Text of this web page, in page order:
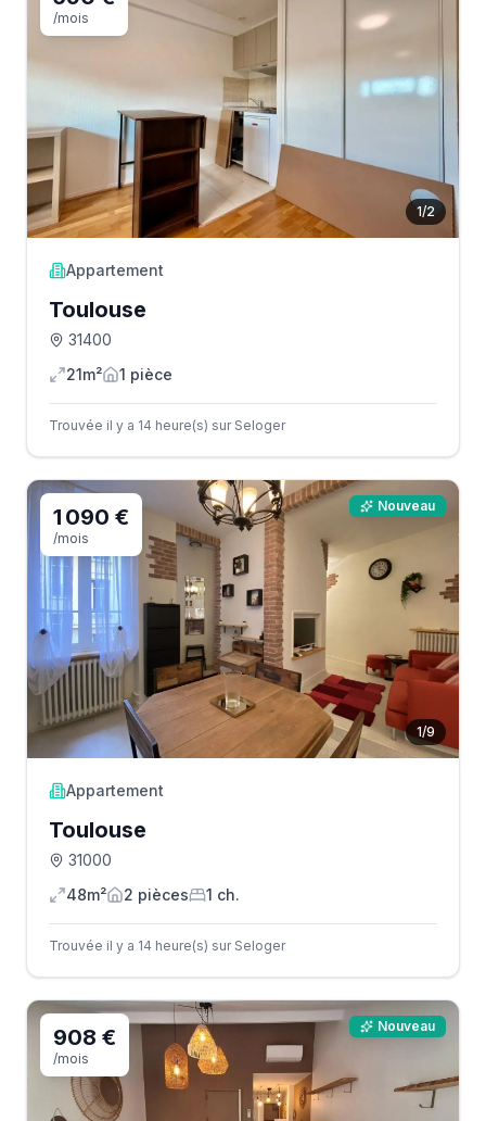
1/2
/mois
Appartement
Toulouse
31400
21m²
1 pièce
Trouvée il y a 14 heure(s) sur Seloger
1/9
1 090 €
/mois
Nouveau
Appartement
Toulouse
31000
48m²
2 pièces 1 ch.
Trouvée il y a 14 heure(s) sur Seloger
908 €
/mois
Nouveau